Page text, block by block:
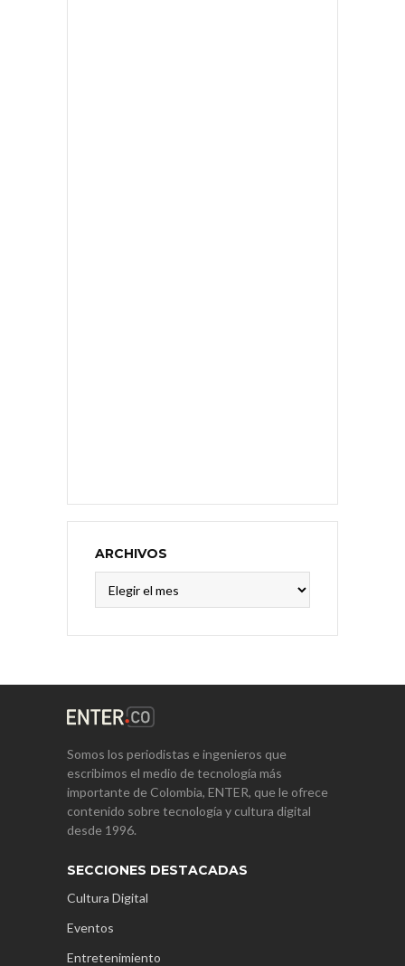
ARCHIVOS
Somos los periodistas e ingenieros que
escribimos el medio de tecnología más
importante de Colombia, ENTER, que le ofrece
contenido sobre tecnología y cultura digital
desde 1996.
SECCIONES DESTACADAS
Cultura Digital
Eventos
Entretenimiento